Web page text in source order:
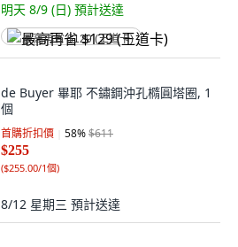
明天 8/9 (日) 預計送達
最高再省 $129 (王道卡)
de Buyer 畢耶 不鏽鋼沖孔橢圓塔圈, 1
個
首購折扣價 58%$611
$255
($255.00/1個)
8/12 星期三 預計送達